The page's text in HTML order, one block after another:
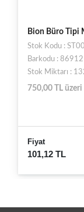
Bion Büro Tipi
Stok Kodu :
Barkodu :
Stok Miktarı :
750,00 TL
Fiyat
101,12 TL